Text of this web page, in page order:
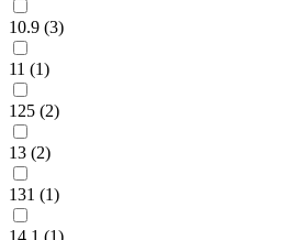
10.9 (3)
11 (1)
125 (2)
13 (2)
131 (1)
14.1 (1)